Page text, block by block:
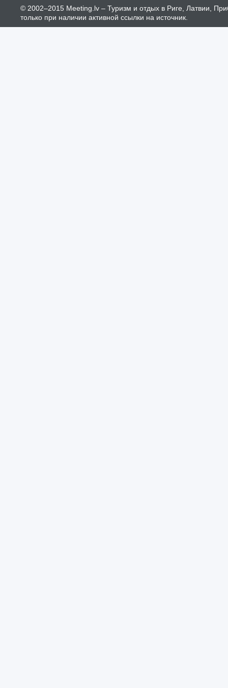
© 2002–2015 Meeting.lv – Туризм и отдых в Риге, Латвии,
только при наличии активной ссылки на источник.